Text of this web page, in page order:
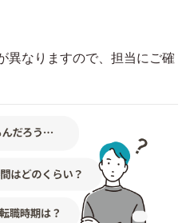
異なりますので、担当にご確